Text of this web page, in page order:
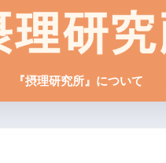
『摂理研究所』について